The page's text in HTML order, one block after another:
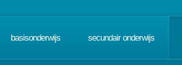
basisonderwijs secundair onderwijs